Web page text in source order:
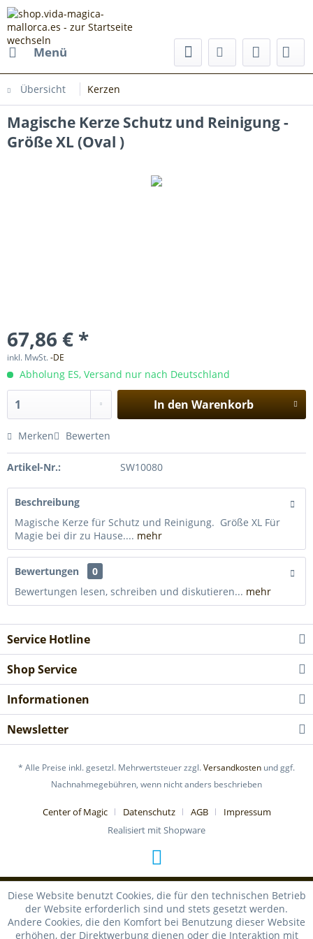
Menü
Übersicht Kerzen
Magische Kerze Schutz und Reinigung -
Größe XL (Oval )
67,86 € *
inkl. MwSt.-DE
Abholung ES, Versand nur nach Deutschland
In den Warenkorb
Merken Bewerten
Artikel-Nr.: SW10080
Beschreibung
Magische Kerze für Schutz und Reinigung. Größe XL Für
Magie bei dir zu Hause.... mehr
Bewertungen
0
Bewertungen lesen, schreiben und diskutieren... mehr
Service Hotline
Shop Service
Informationen
Newsletter
* Alle Preise inkl. gesetzl. Mehrwertsteuer zzgl.Versandkosten und ggf.
Nachnahmegebühren, wenn nicht anders beschrieben
Center of Magic Datenschutz AGB
Impressum
Realisiert mit Shopware
Diese Website benutzt Cookies, die für den technischen Betrieb
der Website erforderlich sind und stets gesetzt werden.
Andere Cookies, die den Komfort bei Benutzung dieser Website
erhöhen, der Direktwerbung dienen oder die Interaktion mit